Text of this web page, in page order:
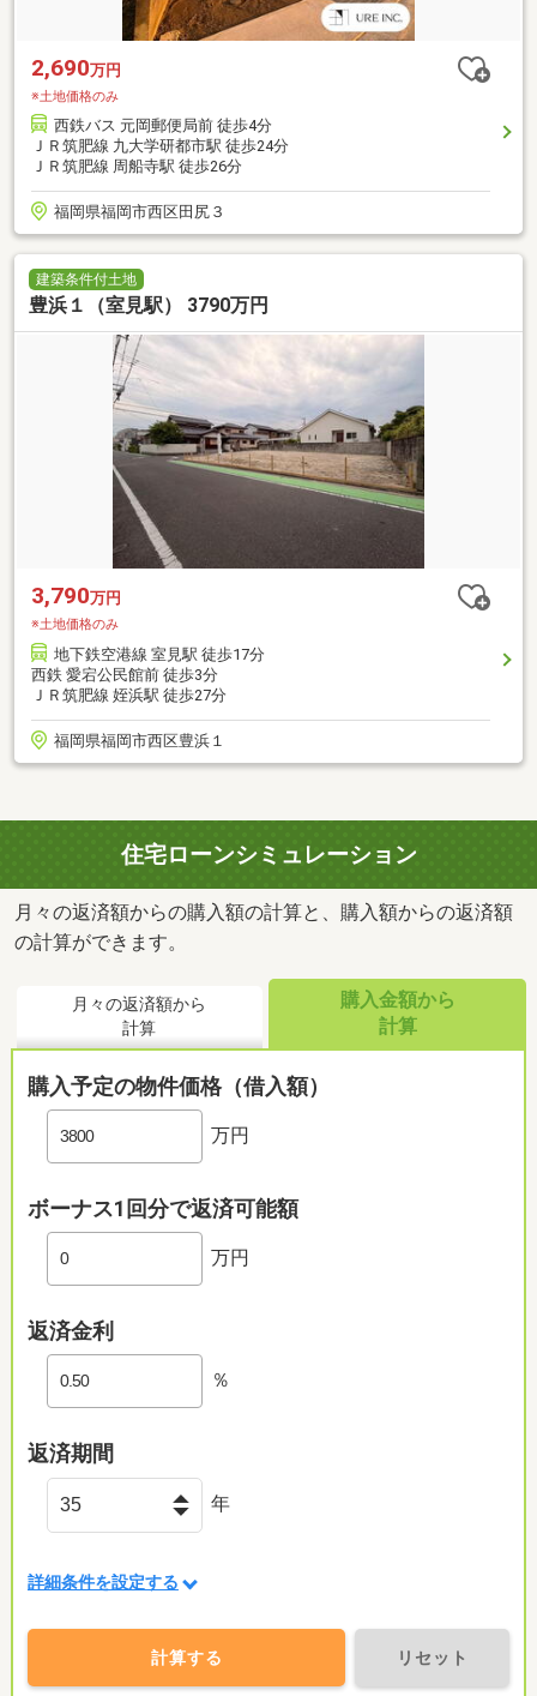
2,690万円
※土地価格のみ
西鉄バス 元岡郵便局前 徒歩4分
ＪＲ筑肥線 九大学研都市駅 徒歩24分
ＪＲ筑肥線 周船寺駅 徒歩26分
福岡県福岡市西区田尻３
建築条件付土地
豊浜１（室見駅） 3790万円
3,790万円
※土地価格のみ
地下鉄空港線 室見駅 徒歩17分
西鉄 愛宕公民館前 徒歩3分
ＪＲ筑肥線 姪浜駅 徒歩27分
福岡県福岡市西区豊浜１
住宅ローンシミュレーション
月々の返済額からの購入額の計算と、購入額からの返済額
の計算ができます。
月々の返済額から
計算
購入金額から
計算
購入予定の物件価格（借入額）
万円
ボーナス1回分で返済可能額
万円
返済金利
％
返済期間
年
詳細条件を設定する
計算する リセット